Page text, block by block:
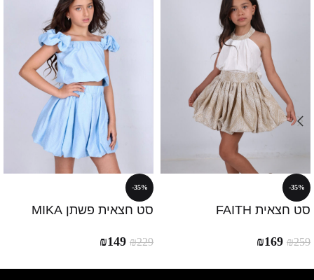
-35%
סט חצאית FAITH
₪259
₪169
-35%
סט חצאית פשתן MIKA
₪229
₪149